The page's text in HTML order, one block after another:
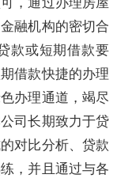
融机构的密切合
款或短期借款要
借款快捷的办理
办理通道，竭尽
司长期致力于贷
对比分析、贷款
，并且通过与各